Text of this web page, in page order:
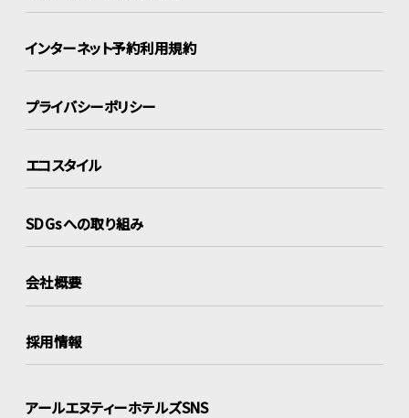
インターネット予約利用規約
プライバシーポリシー
エコスタイル
SDGsへの取り組み
会社概要
採用情報
アールエヌティーホテルズSNS